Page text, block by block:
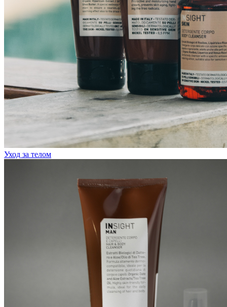
Уход за телом